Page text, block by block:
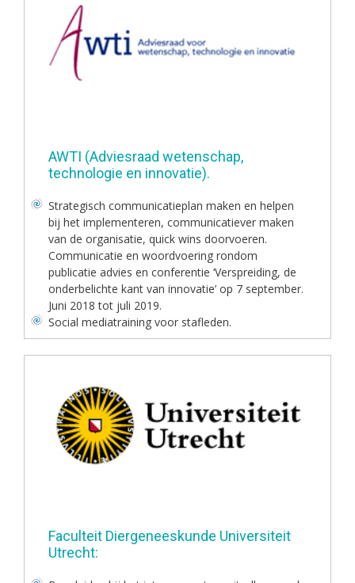
AWTI (Adviesraad wetenschap,
technologie en innovatie).
Strategisch communicatieplan maken en helpen
bij het implementeren, communicatiever maken
van de organisatie, quick wins doorvoeren.
Communicatie en woordvoering rondom
publicatie advies en conferentie ‘Verspreiding, de
onderbelichte kant van innovatie’ op 7 september.
Juni 2018 tot juli 2019.
Social mediatraining voor stafleden.
Faculteit Diergeneeskunde Universiteit
Utrecht: